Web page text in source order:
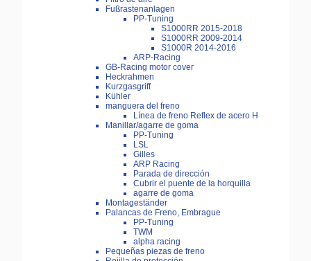
Fußrastenanlagen
PP-Tuning
S1000RR 2015-2018
S1000RR 2009-2014
S1000R 2014-2016
ARP-Racing
GB-Racing motor cover
Heckrahmen
Kurzgasgriff
Kühler
manguera del freno
Línea de freno Reflex de acero H
Manillar/agarre de goma
PP-Tuning
LSL
Gilles
ARP Racing
Parada de dirección
Cubrir el puente de la horquilla
agarre de goma
Montageständer
Palancas de Freno, Embrague
PP-Tuning
TWM
alpha racing
Pequeñas piezas de freno